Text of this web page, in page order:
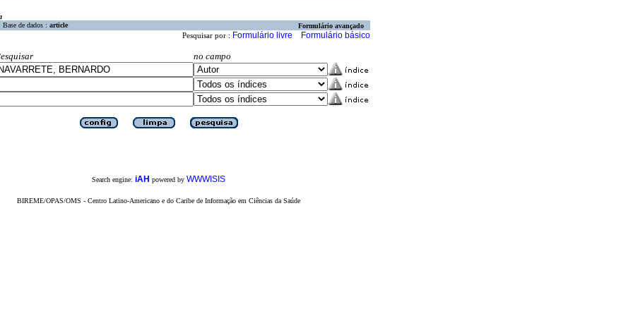
Base de dados : article Formulário avançado
Pesquisar por : Formulário livre Formulário básico
no campo
Search engine: iAH powered by WWWISIS
BIREME/OPAS/OMS - Centro Latino-Americano e do Caribe de Informação em Ciências da Saúde